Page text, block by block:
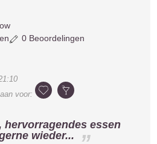
0 Beoordelingen
voor:
hervorragendes essen
wieder...